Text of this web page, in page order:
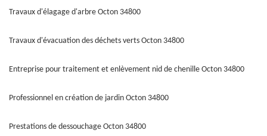
Travaux d'élagage d'arbre Octon 34800
Travaux d'évacuation des déchets verts Octon 34800
Entreprise pour traitement et enlèvement nid de chenille Octon 34800
Professionnel en création de jardin Octon 34800
Prestations de dessouchage Octon 34800